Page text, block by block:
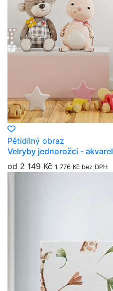
Pětidílný obraz
Velryby jednorožci - akvarel
od 2 149 Kč 1 776 Kč bez DPH